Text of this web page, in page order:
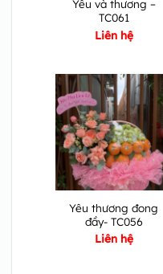
Yêu và thương –
TC061
Liên hệ
Yêu thương đong
đầy- TC056
Liên hệ